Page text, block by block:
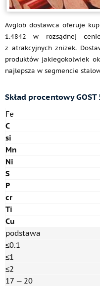
Avglob dostawca oferuje
1.4842 w rozsądnej
z atrakcyjnych zniżek.
produktów jakiegokolwiek
najlepsza w segmencie
Skład procentowy GOST
Fe
C
si
Mn
Ni
S
P
cr
Ti
Cu
podstawa
≤0.1
≤1
≤2
17 — 20